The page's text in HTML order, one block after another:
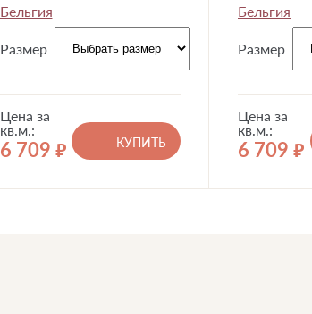
Бельгия
Размер
Цена за
кв.м.:
6 709 руб.
КУПИТЬ
Бельгия
Размер
Цена за
кв.м.:
6 709 руб.